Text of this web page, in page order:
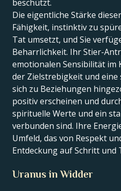
beschützt.
Die eigentliche Stärke
Fähigkeit, instinktiv zu
Tat umsetzt, und Sie
Beharrlichkeit. Ihr Stier-
emotionalen Sensibilität im
der Zielstrebigkeit und eine
sich zu Beziehungen
positiv erscheinen und
spirituelle Werte und ein
verbunden sind. Ihre
Umfeld, das von Respekt
Entdeckung auf Schritt und
Uranus in Widder